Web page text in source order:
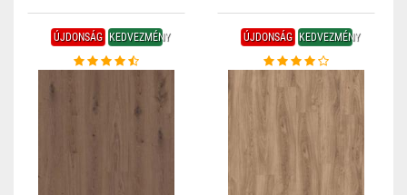
ÚJDONSÁG KEDVEZMÉNY ÚJDONSÁG KEDVEZMÉNY